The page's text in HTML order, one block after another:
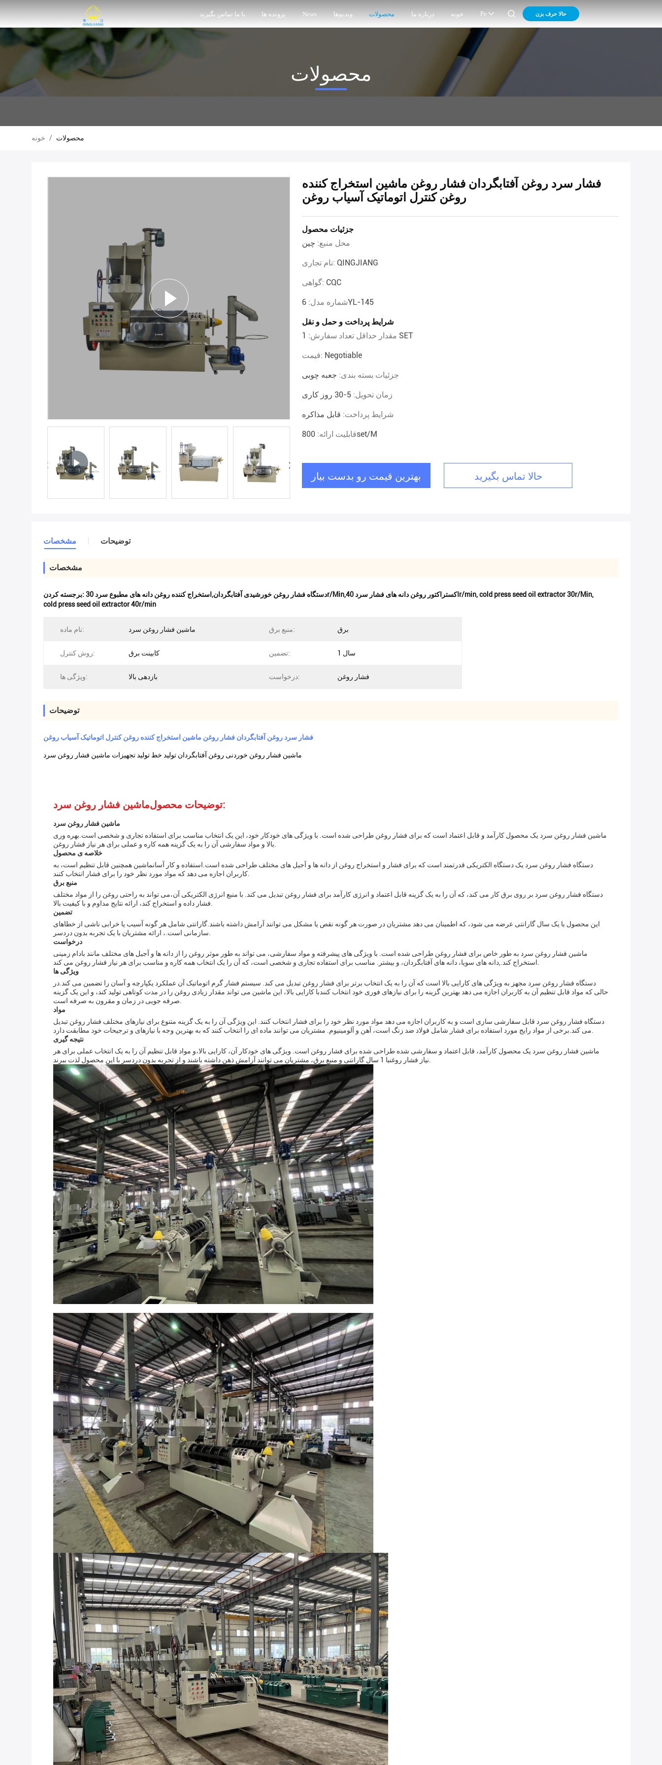
خونه درباره ما محصولات ویدیوها News پرونده ها با ما تماس بگیرید حالا حرف بزن 
Pe
محصولات
خونه / محصولات
فشار سرد روغن آفتابگردان فشار روغن ماشین استخراج کننده
روغن کنترل اتوماتیک آسیاب روغن
جزئیات محصول
محل منبع: چین
نام تجاری: QINGJIANG
گواهی: CQC
شماره مدل:6YL-145
شرایط پرداخت و حمل و نقل
مقدار حداقل تعداد سفارش: 1 SET
قیمت: Negotiable
جزئیات بسته بندی: جعبه چوبی
زمان تحویل: 5-30 روز کاری
شرایط پرداخت: قابل مذاکره
قابلیت ارائه:800set/m
بهترین قیمت رو بدست بیار حالا تماس بگیرید
مشخصات توضیحات
مشخصات
برجسته کردن: دستگاه فشار روغن خورشیدی آفتابگردان,استخراج کننده روغن دانه های مطبوع سرد 30r/Min,اکستراکتور روغن دانه های فشار سرد 40r/min,cold press seed oil extractor 30r/Min,
cold press seed oil extractor 40r/min
نام ماده: ماشین فشار روغن سرد منبع برق: برق
روش کنترل: کابینت برق تضمین: 1 سال
ویژگی ها: بازدهی بالا درخواست: فشار روغن
توضیحات
فشار سرد روغن آفتابگردان فشار روغن ماشین استخراج کننده روغن کنترل اتوماتیک آسیاب روغن
ماشین فشار روغن خوردنی روغن آفتابگردان تولید خط تولید تجهیزات ماشین فشار روغن سرد
ماشین فشار روغن سرد توضیحات محصول:
ماشین فشار روغن سرد
ماشین فشار روغن سرد یک محصول کارآمد و قابل اعتماد است که برای فشار روغن طراحی شده است. با ویژگی های خودکار خود، این یک انتخاب مناسب برای استفاده تجاری و شخصی است.بهره وری
خلاصه ی محصول
دستگاه فشار روغن سرد یک دستگاه الکتریکی قدرتمند است که برای فشار و استخراج روغن از دانه ها و آجیل های مختلف طراحی شده است.استفاده و کار آسانماشین همچنین قابل تنظیم است، به
منبع برق
دستگاه فشار روغن سرد بر روی برق کار می کند، که آن را به یک گزینه قابل اعتماد و انرژی کارآمد برای فشار روغن تبدیل می کند. با منبع انرژی الکتریکی آن،می تواند به راحتی روغن را از مواد مختلف
تضمین
این محصول با یک سال گارانتی عرضه می شود، که اطمینان می دهد مشتریان در صورت هر گونه نقص یا مشکل می توانند آرامش داشته باشند.گارانتی شامل هر گونه آسیب یا خرابی ناشی از خطاهای
درخواست
ماشین فشار روغن سرد به طور خاص برای فشار روغن طراحی شده است. با ویژگی های پیشرفته و مواد سفارشی، می تواند به طور موثر روغن را از دانه ها و آجیل های مختلف مانند بادام زمینی
ویژگی ها
دستگاه فشار روغن سرد مجهز به ویژگی های کارایی بالا است که آن را به یک انتخاب برتر برای فشار روغن تبدیل می کند. سیستم فشار گرم اتوماتیک آن عملکرد یکپارچه و آسان را تضمین می کند.در
حالی که مواد قابل تنظیم آن به کاربران اجازه می دهد بهترین گزینه را برای نیازهای فوری خود انتخاب کنندبا کارایی بالا، این ماشین می تواند مقدار زیادی روغن را در مدت کوتاهی تولید کند، و این یک گزینه
مواد
دستگاه فشار روغن سرد قابل سفارشی سازی است و به کاربران اجازه می دهد مواد مورد نظر خود را برای فشار انتخاب کنند. این ویژگی آن را به یک گزینه متنوع برای نیازهای مختلف فشار روغن تبدیل
نتیجه گیری
ماشین فشار روغن سرد یک محصول کارآمد، قابل اعتماد و سفارشی شده طراحی شده برای فشار روغن است. ویژگی های خودکار آن، کارایی بالا،و مواد قابل تنظیم آن را به یک انتخاب عملی برای هر